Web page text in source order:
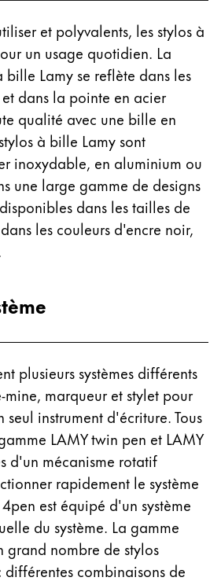
et polyvalents, les stylos à
un usage quotidien. La
bille Lamy se reflète dans les
dans la pointe en acier
qualité avec une bille en
à bille Lamy sont
inoxydable, en aluminium ou
une large gamme de designs
dans les tailles de
les couleurs d'encre noir,
plusieurs systèmes différents
marqueur et stylet pour
instrument d'écriture. Tous
LAMY twin pen et LAMY
d'un mécanisme rotatif
rapidement le système
est équipé d'un système
du système. La gamme
grand nombre de stylos
différentes combinaisons de